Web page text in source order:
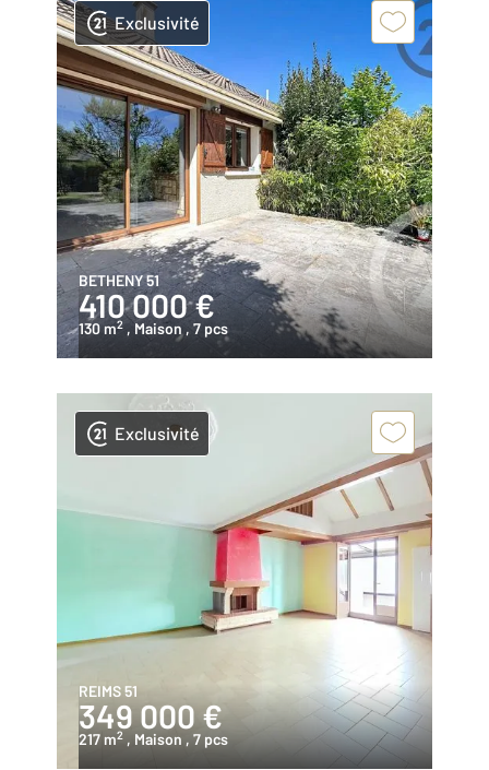
Exclusivité
BETHENY 51
410 000 €
130 m2 , Maison , 7 pcs
Exclusivité
REIMS 51
349 000 €
217 m2 , Maison , 7 pcs